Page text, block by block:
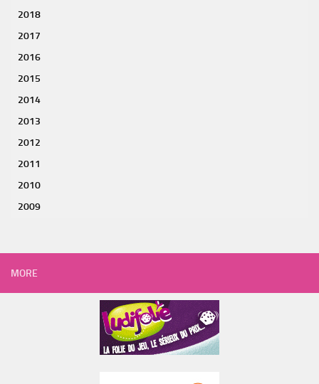
2018
2017
2016
2015
2014
2013
2012
2011
2010
2009
MORE